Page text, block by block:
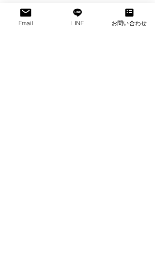
フィリピン
フィリピン映像制作会社
フィリピンカメラマン
Email LINE お問い合わせ